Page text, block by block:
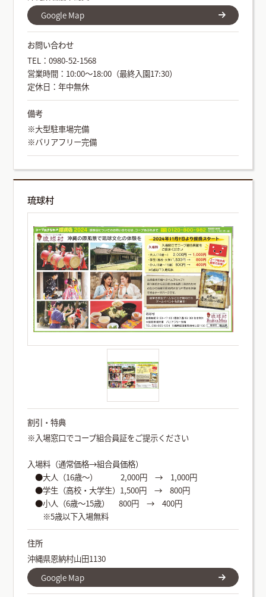
Google Map
お問い合わせ
TEL：0980-52-1568
営業時間：10:00～18:00（最終入園17:30）
定休日：年中無休
備考
※大型駐車場完備
※バリアフリー完備
琉球村
割引・特典
※入場窓口でコープ組合員証をご提示ください
入場料（通常価格→組合員価格）
●大人（16歳～） 2,000円 → 1,000円
●学生（高校・大学生）1,500円 → 800円
●小人（6歳～15歳） 800円 → 400円
※5歳以下入場無料
住所
沖縄県恩納村山田1130
Google Map